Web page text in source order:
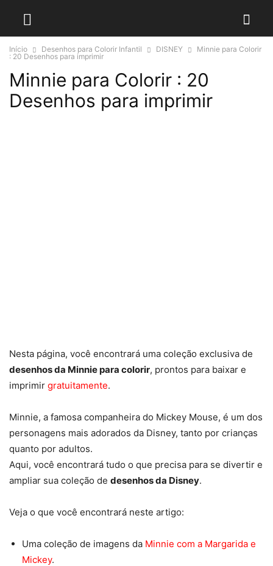
Início Desenhos para Colorir Infantil DISNEY
Minnie para Colorir
: 20 Desenhos para imprimir
Minnie para Colorir : 20
Desenhos para imprimir
Nesta página, você encontrará uma coleção exclusiva de
desenhos da Minnie para colorir, prontos para baixar e
imprimir gratuitamente.
Minnie, a famosa companheira do Mickey Mouse, é um dos
personagens mais adorados da Disney, tanto por crianças
quanto por adultos.
Aqui, você encontrará tudo o que precisa para se divertir e
ampliar sua coleção de desenhos da Disney.
Veja o que você encontrará neste artigo:
Uma coleção de imagens da Minnie com a Margarida e
Mickey.